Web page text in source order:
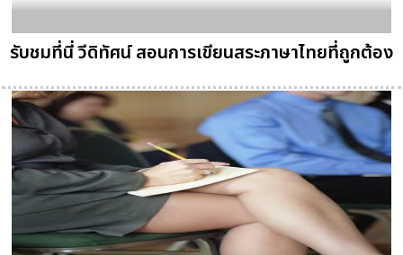
รับชมที่นี่ วีดิทัศน์ สอนการเขียนสระภาษาไทยที่ถูกต้อง